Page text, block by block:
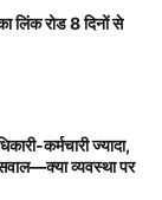
लिंक रोड 8 दिनों से
कर्मचारी ज्यादा,
व्यवस्था पर